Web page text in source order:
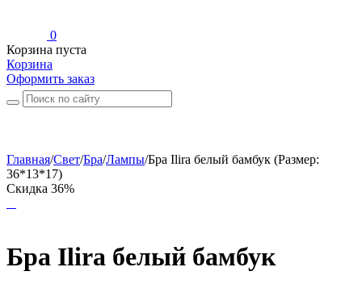
0
Корзина пуста
Корзина
Оформить заказ
Главная/Свет/Бра/Лампы/Бра Ilira белый бамбук (Размер:
36*13*17)
Скидка 36%
Бра Ilira белый бамбук